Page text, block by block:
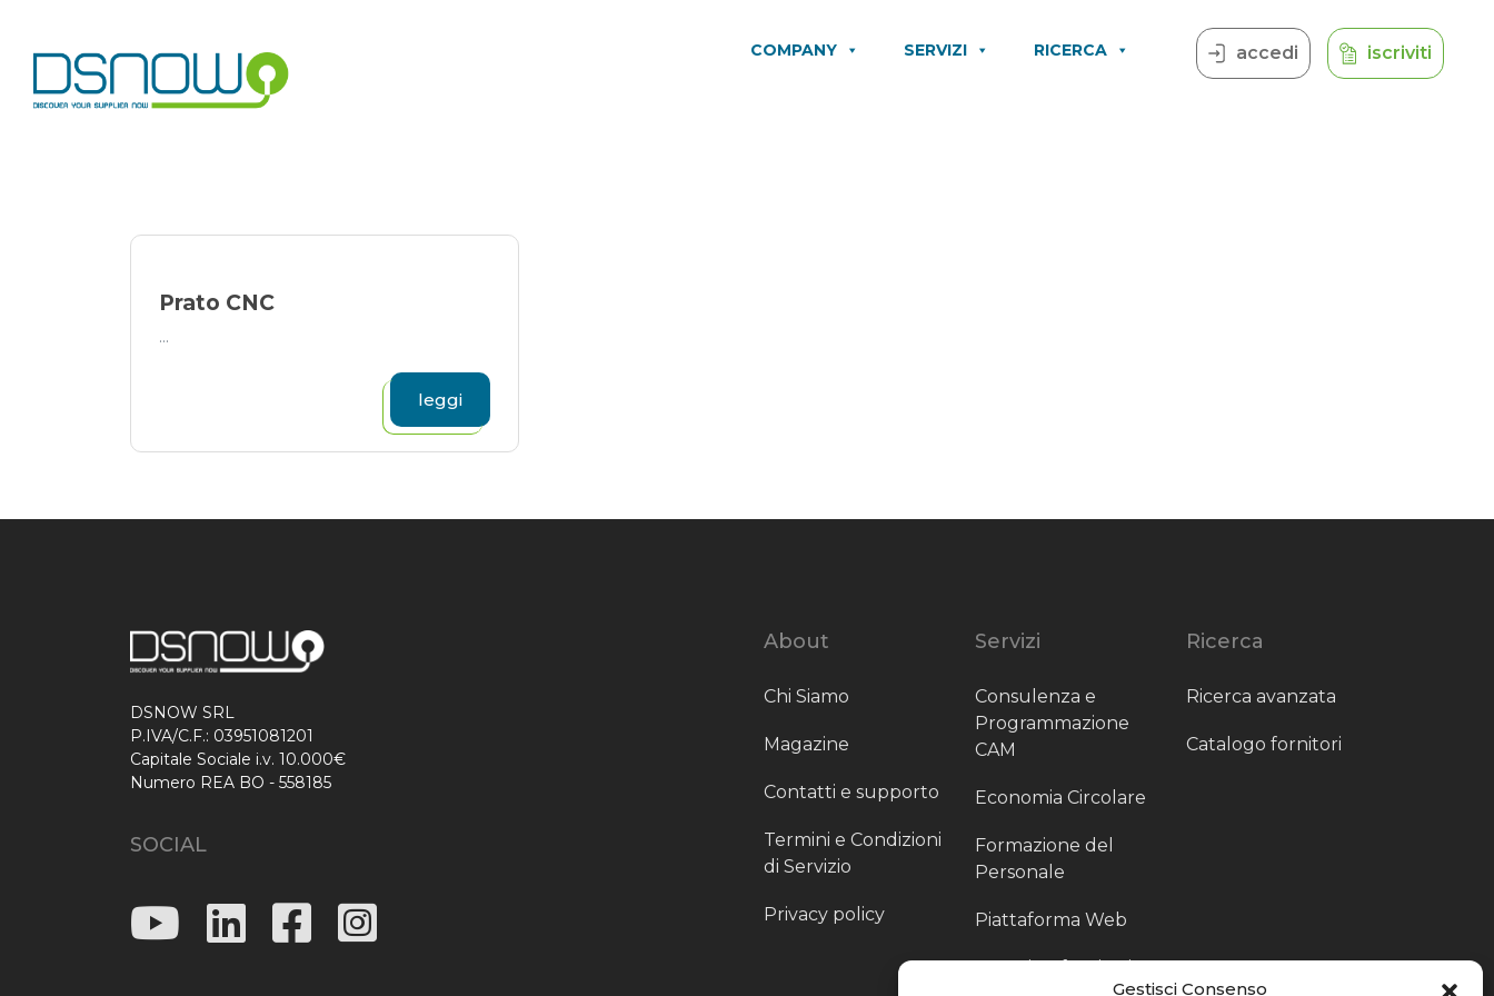
Gestisci Consenso
content
COMPANY SERVIZI RICERCA accedi iscriviti
Prato CNC
...
leggi
DSNOW SRL
P.IVA/C.F.: 03951081201
Capitale Sociale i.v. 10.000€
Numero REA BO - 558185
SOCIAL
About
Chi Siamo
Magazine
Contatti e supporto
Termini e Condizioni
di Servizio
Privacy policy
Servizi
Consulenza e
Programmazione
CAM
Economia Circolare
Formazione del
Personale
Piattaforma Web
Scouting fornitori
Ricerca
Ricerca avanzata
Catalogo fornitori